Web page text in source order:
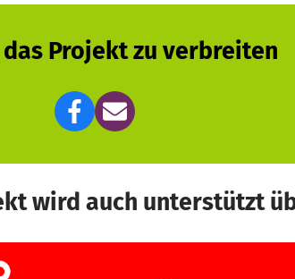
Projekt zu verbreiten
wird auch unterstützt